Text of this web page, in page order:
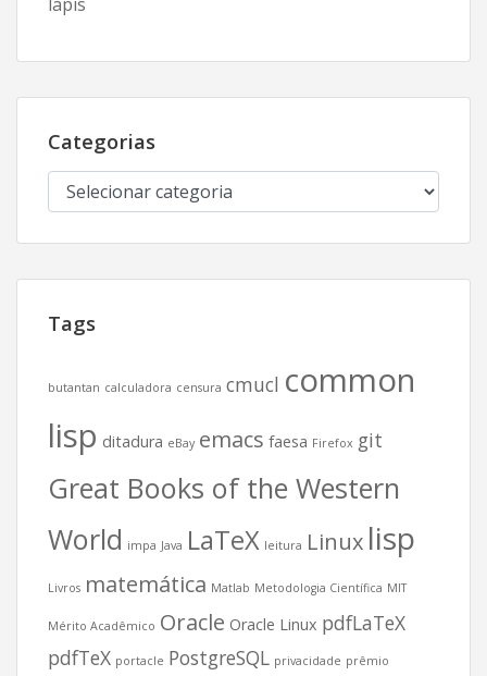
Categorias
Categorias
Tags
butantan calculadora censura cmucl common
lisp ditadura eBay emacs faesa Firefox git
Great Books of the Western
World impa Java LaTeX leitura Linux lisp
Livros matemática Matlab Metodologia Científica MIT
Mérito Acadêmico Oracle Oracle Linux pdfLaTeX
pdfTeX portacle PostgreSQL privacidade prêmio